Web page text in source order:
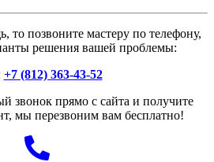
позвоните мастеру по телефону,
решения вашей проблемы:
+7 (812) 363-43-52
звонок прямо с сайта и получите
мы перезвоним вам бесплатно!